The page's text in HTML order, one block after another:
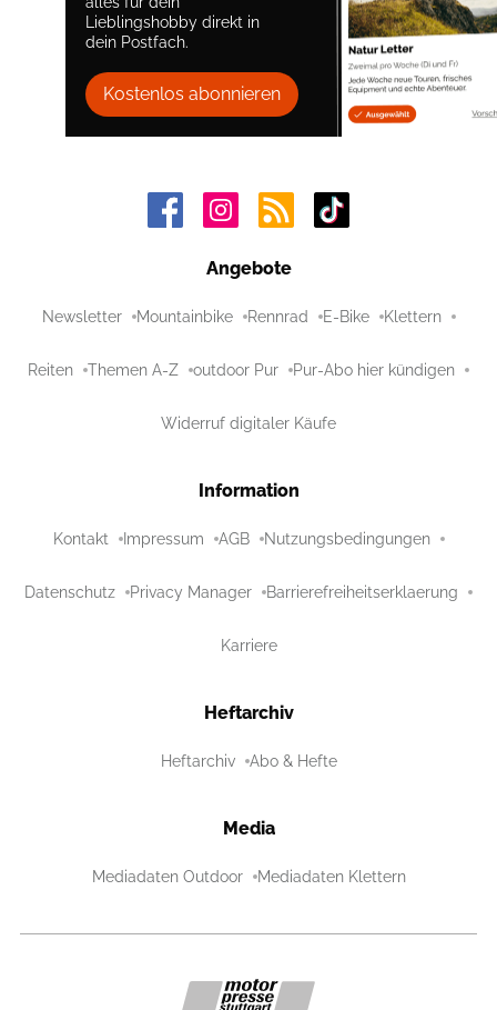
Lieblingshobby direkt in
dein Postfach.
Kostenlos abonnieren
Angebote
Newsletter Mountainbike Rennrad E-Bike Klettern
Reiten Themen A-Z outdoor Pur Pur-Abo hier kündigen
Widerruf digitaler Käufe
Information
Kontakt Impressum AGB Nutzungsbedingungen
Datenschutz Privacy Manager Barrierefreiheitserklaerung
Karriere
Heftarchiv
Heftarchiv Abo & Hefte
Media
Mediadaten Outdoor Mediadaten Klettern